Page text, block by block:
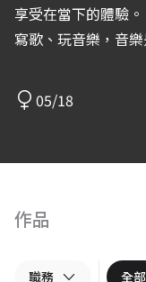
享受在當下的體驗。 除了戲劇表演之外，我也喜歡唱歌、
寫歌、玩音樂，音
朗有時內向，有時
平。我也非常富有
能跟你們合作，我
05/18
作品
職務 全部